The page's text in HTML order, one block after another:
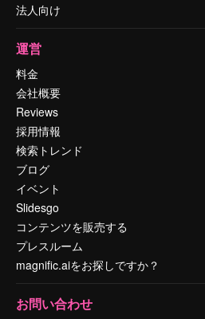
法人向け
運営
料金
会社概要
Reviews
採用情報
検索トレンド
ブログ
イベント
Slidesgo
コンテンツを販売する
プレスルーム
magnific.aiをお探しですか？
お問い合わせ